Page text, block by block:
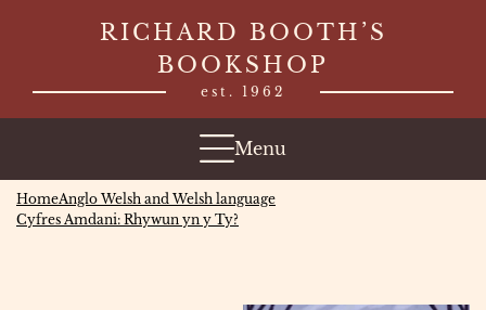
RICHARD BOOTH’S
BOOKSHOP
est. 1962
Menu
HomeAnglo Welsh and Welsh language
Cyfres Amdani: Rhywun yn y Ty?